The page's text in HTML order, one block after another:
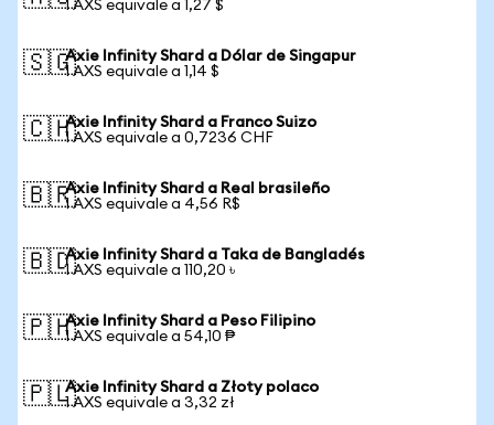
1 AXS equivale a 1,27 $
🇸🇬Axie Infinity Shard a Dólar de Singapur
1 AXS equivale a 1,14 $
🇨🇭Axie Infinity Shard a Franco Suizo
1 AXS equivale a 0,7236 CHF
🇧🇷Axie Infinity Shard a Real brasileño
1 AXS equivale a 4,56 R$
🇧🇩Axie Infinity Shard a Taka de Bangladés
1 AXS equivale a 110,20 ৳
🇵🇭Axie Infinity Shard a Peso Filipino
1 AXS equivale a 54,10 ₱
🇵🇱Axie Infinity Shard a Złoty polaco
1 AXS equivale a 3,32 zł